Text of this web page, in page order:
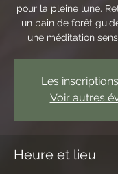
pour la pleine lune.
un bain de forêt
une méditation
Les
Voir autres
Heure et lieu